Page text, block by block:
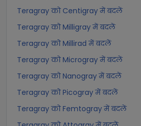
Teragray को Centigray में बदलें
Teragray को Milligray में बदलें
Teragray को Millirad में बदलें
Teragray को Microgray में बदलें
Teragray को Nanogray में बदलें
Teragray को Picogray में बदलें
Teragray को Femtogray में बदलें